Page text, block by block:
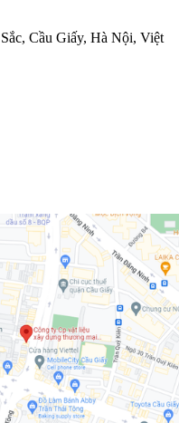
Cầu Giấy, Hà Nội, Việt